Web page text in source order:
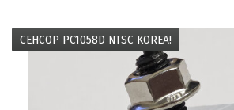
СЕНСОР PC1058D NTSC KOREA!